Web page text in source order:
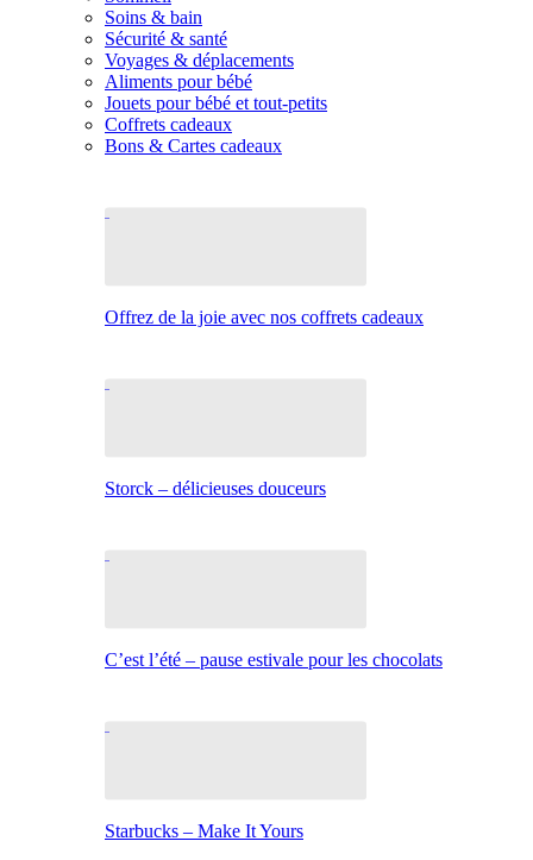
Soins & bain
Sécurité & santé
Voyages & déplacements
Aliments pour bébé
Jouets pour bébé et tout-petits
Coffrets cadeaux
Bons & Cartes cadeaux
Offrez de la joie avec nos coffrets cadeaux
Storck – délicieuses douceurs
C’est l’été – pause estivale pour les chocolats
Starbucks – Make It Yours